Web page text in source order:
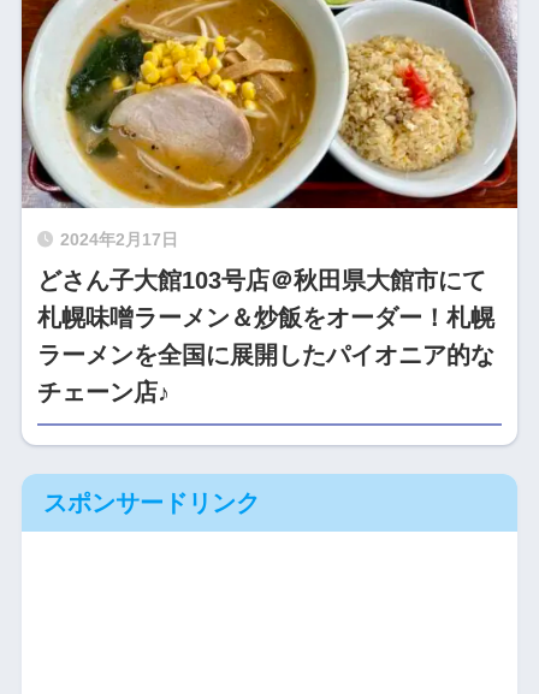
2024年2月17日
どさん子大館103号店＠秋田県大館市にて
札幌味噌ラーメン＆炒飯をオーダー！札幌
ラーメンを全国に展開したパイオニア的な
チェーン店♪
スポンサードリンク